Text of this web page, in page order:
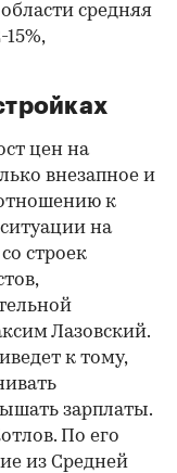
средняя
цен на
внезапное и
к
на
строек
Лазовский.
к тому,
зарплаты.
По его
из Средней